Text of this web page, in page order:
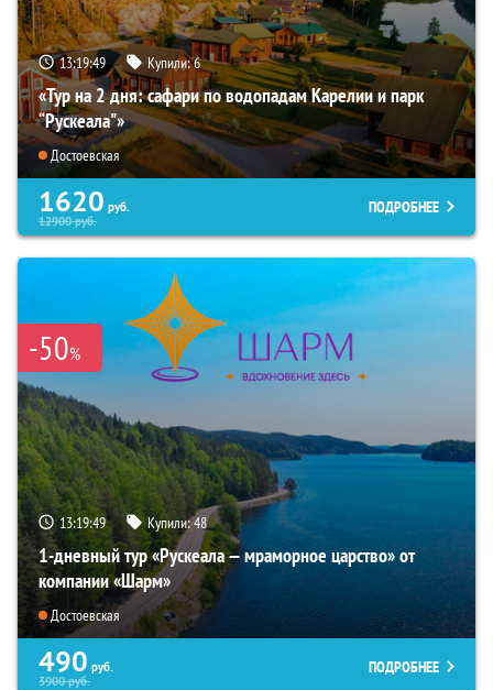
13:19:47 Купили:6
«Тур на 2 дня: сафари по водопадам Карелии и парк
“Рускеала"»
Достоевская
1620 руб.
12900руб.
ПОДРОБНЕЕ
-50%
13:19:47 Купили:48
1-дневный тур «Рускеала — мраморное царство» от
компании «Шарм»
Достоевская
490 руб.
3900руб.
ПОДРОБНЕЕ